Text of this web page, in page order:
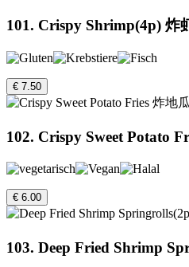
101. Crispy Shrimp(4p) 炸
€ 7.50
102. Crispy Sweet Potato
€ 6.00
103. Deep Fried Shrimp